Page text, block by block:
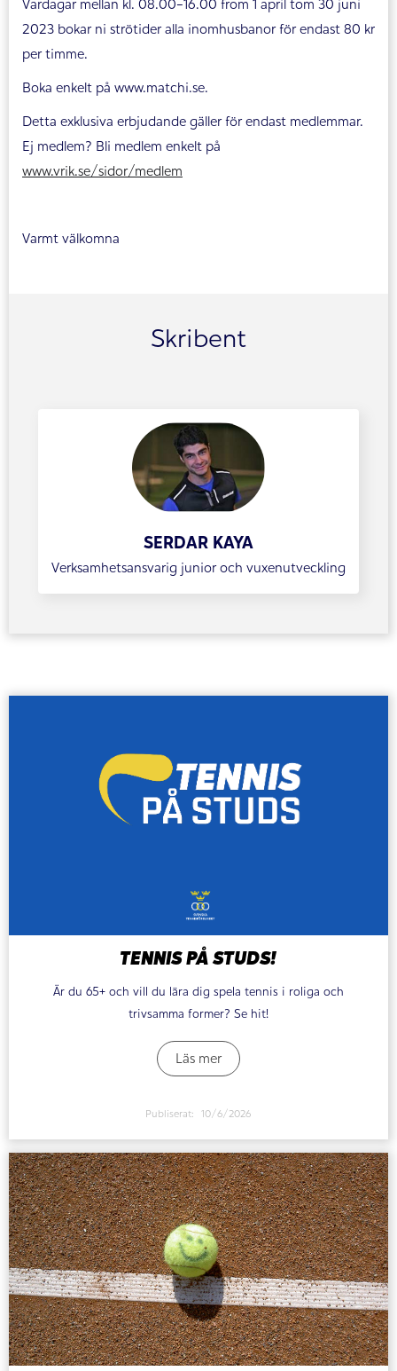
Vardagar mellan kl. 08.00-16.00 from 1 april tom 30 juni
2023 bokar ni strötider alla inomhusbanor för endast 80 kr
per timme.
Boka enkelt på www.matchi.se.
Detta exklusiva erbjudande gäller för endast medlemmar.
Ej medlem? Bli medlem enkelt på
www.vrik.se/sidor/medlem
Varmt välkomna
Skribent
SERDAR KAYA
Verksamhetsansvarig junior och vuxenutveckling
TENNIS PÅ STUDS!
Är du 65+ och vill du lära dig spela tennis i roliga och
trivsamma former? Se hit!
Läs mer
Publiserat: 10/6/2026